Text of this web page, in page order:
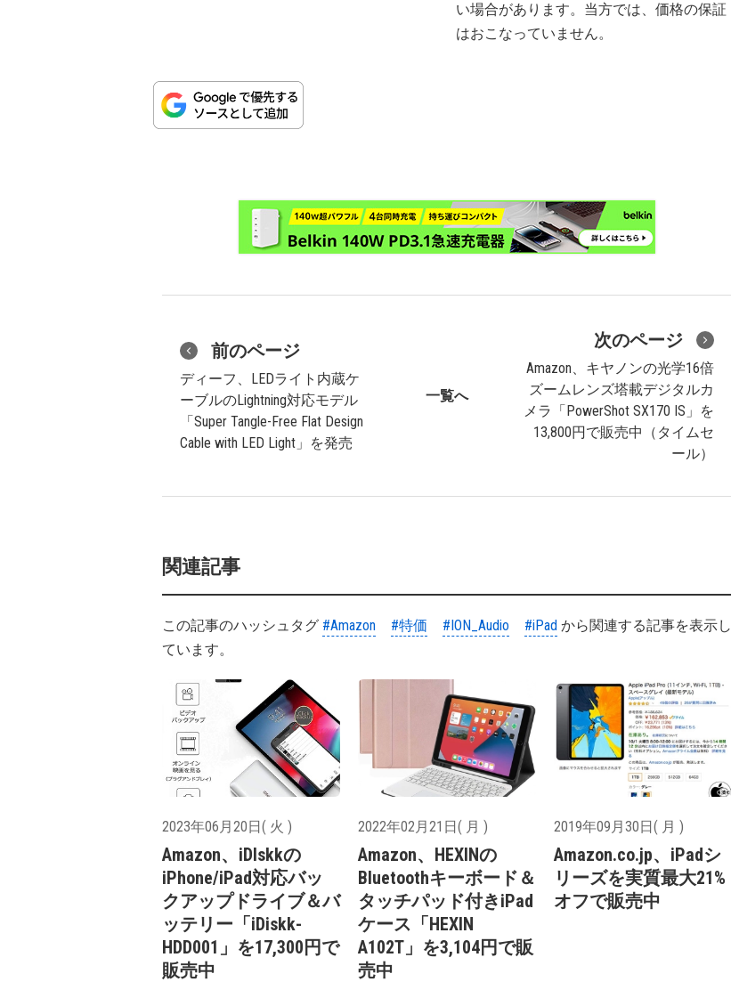
い場合があります。当方では、価格の保証
はおこなっていません。
前のページ
ディーフ、LEDライト内蔵ケ
ーブルのLightning対応モデル
「Super Tangle-Free Flat Design
Cable with LED Light」を発売
一覧へ
次のページ
Amazon、キヤノンの光学16倍
ズームレンズ塔載デジタルカ
メラ「PowerShot SX170 IS」を
13,800円で販売中（タイムセ
ール）
関連記事
この記事のハッシュタグ #Amazon #特価 #ION_Audio #iPad から関連する記事を表示し
ています。
2023年06月20日( 火 )
Amazon、iDIskkの
iPhone/iPad対応バッ
クアップドライブ＆バ
ッテリー「iDiskk-
HDD001」を17,300円で
販売中
2022年02月21日( 月 )
Amazon、HEXINの
Bluetoothキーボード＆
タッチパッド付きiPad
ケース「HEXIN
A102T」を3,104円で販
売中
2019年09月30日( 月 )
Amazon.co.jp、iPadシ
リーズを実質最大21%
オフで販売中